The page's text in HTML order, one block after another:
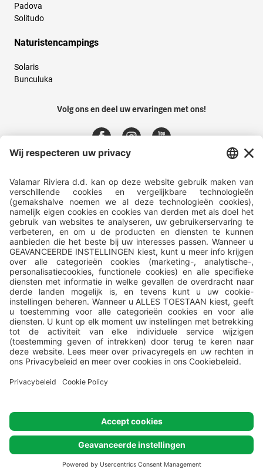
Padova
Solitudo
Naturistencampings
Solaris
Bunculuka
Volg ons en deel uw ervaringen met ons!
Alle campings worden beheerd doorValamar, Valamar Riviera, d.d,
Stancija Kaligari 1, Poreč, Croatia.© Valamar CampingAlle rechten
voorbehouden
Cookie settings Cookie policy Privacybeleid